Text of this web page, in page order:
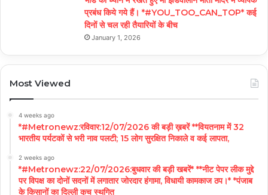
प्रबंध किये गये हैं। *#YOU_TOO_CAN_TOP* कई
दिनों से चल रही तैयारियों के बीच
January 1, 2026
Most Viewed
4 weeks ago
*#Metronewz:रविवार:12/07/2026 की बड़ी ख़बरें **वियतनाम में 32
भारतीय पर्यटकों से भरी नाव पलटी; 15 लोग सुरक्षित निकाले व कई लापता,
2 weeks ago
*#Metronewz:22/07/2026:बुधवार की बड़ी खबरें* **नीट पेपर लीक मुद्दे
पर विपक्ष का दोनों सदनों में लगातार जोरदार हंगामा, विधायी कामकाज ठप।* *पंजाब
के किसानों का दिल्ली कूच स्थगित